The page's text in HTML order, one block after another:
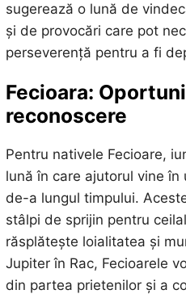
sugerează o lună de
și de provocări care pot
perseverență pentru a fi
Fecioara:
reconoscere
Pentru nativele Fecioare,
lună în care ajutorul vine
de-a lungul timpului.
stâlpi de sprijin pentru
răsplătește loialitatea și
Jupiter în Rac, Fecioarele
din partea prietenilor și a